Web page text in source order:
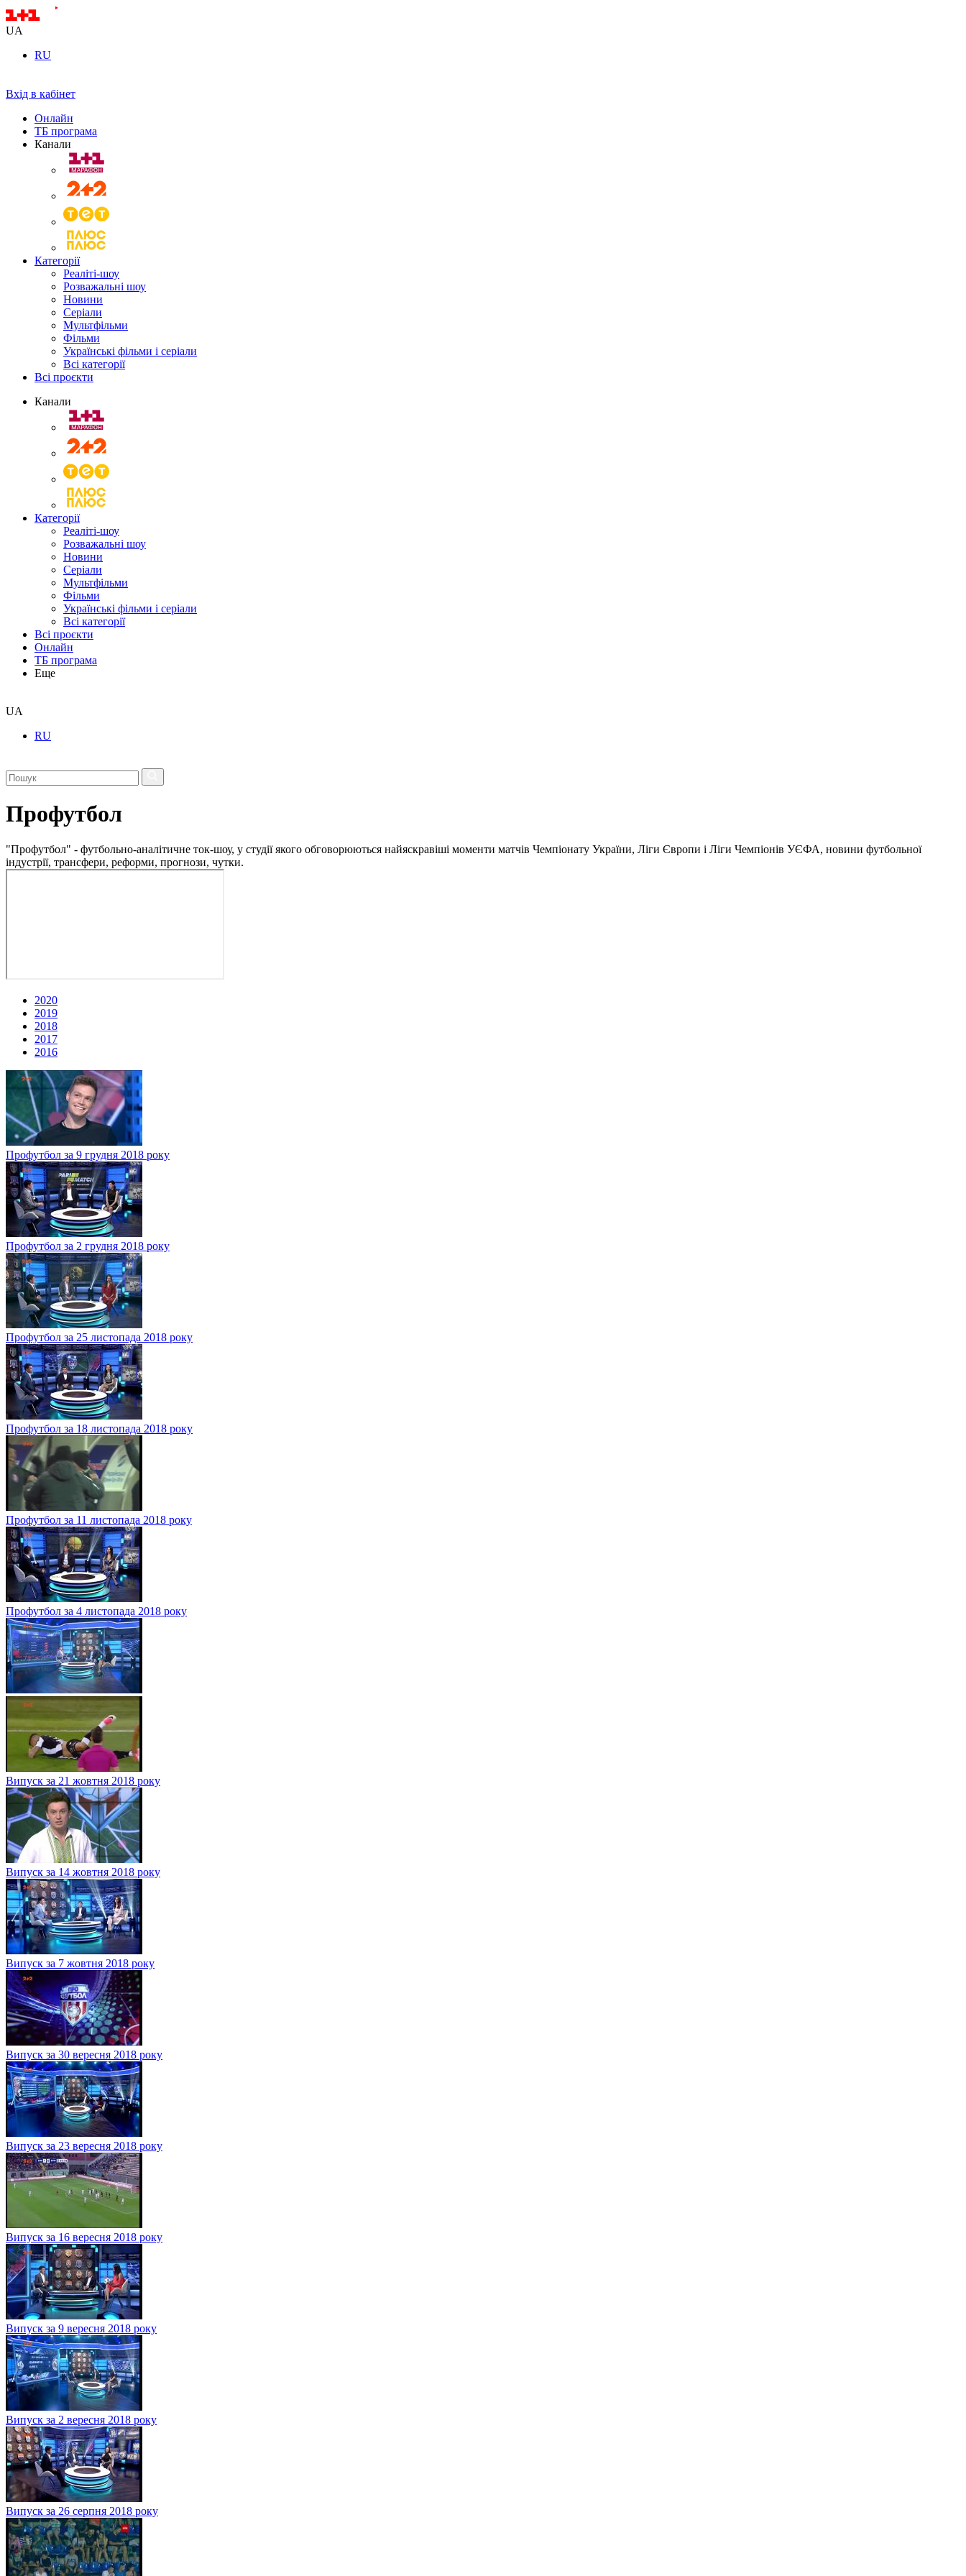
UA
RU
Вхід в кабінет
Онлайн
ТБ програма
Канали
Категорії
Реаліті-шоу
Розважальні шоу
Новини
Серіали
Мультфільми
Фільми
Українські фільми і серіали
Всі категорії
Всі проєкти
Канали
Категорії
Реаліті-шоу
Розважальні шоу
Новини
Серіали
Мультфільми
Фільми
Українські фільми і серіали
Всі категорії
Всі проєкти
Онлайн
ТБ програма
Еще
UA
RU
Профутбол
"Профутбол" - футбольно-аналітичне ток-шоу, у студії якого обговорюються найяскравіші моменти матчів Чемпіонату України, Ліги Європи і Ліги Чемпіонів УЄФА, новини футбольної
індустрії, трансфери, реформи, прогнози, чутки.
2020
2019
2018
2017
2016
Профутбол за 9 грудня 2018 року
Профутбол за 2 грудня 2018 року
Профутбол за 25 листопада 2018 року
Профутбол за 18 листопада 2018 року
Профутбол за 11 листопада 2018 року
Профутбол за 4 листопада 2018 року
Випуск за 21 жовтня 2018 року
Випуск за 14 жовтня 2018 року
Випуск за 7 жовтня 2018 року
Випуск за 30 вересня 2018 року
Випуск за 23 вересня 2018 року
Випуск за 16 вересня 2018 року
Випуск за 9 вересня 2018 року
Випуск за 2 вересня 2018 року
Випуск за 26 серпня 2018 року